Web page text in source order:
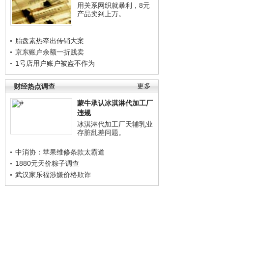
用关系网织就暴利，8元
产品卖到上万。
胎盘素热牵出传销大案
京东账户余额一折贱卖
1号店用户账户被盗不作为
更多
财经热点调查
蒙牛承认冰淇淋代加工厂
违规
冰淇淋代加工厂天辅乳业
存脏乱差问题。
中消协：苹果维修条款太霸道
1880元天价粽子调查
武汉家乐福涉嫌价格欺诈